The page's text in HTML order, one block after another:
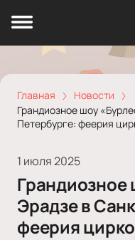
Главная
Новости
Грандиозное шоу
Петербурге: феерия
1 июля 2025
Грандиозное
Эрадзе в
феерия